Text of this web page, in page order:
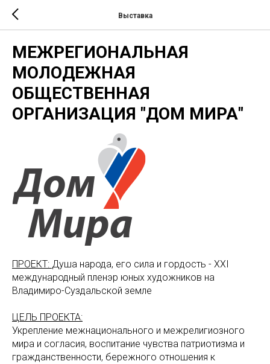
Выставка
МЕЖРЕГИОНАЛЬНАЯ
МОЛОДЕЖНАЯ
ОБЩЕСТВЕННАЯ
ОРГАНИЗАЦИЯ "ДОМ МИРА"
ПРОЕКТ: Душа народа, его сила и гордость - XXI
международный пленэр юных художников на
Владимиро-Суздальской земле
ЦЕЛЬ ПРОЕКТА:
Укрепление межнационального и межрелигиозного
мира и согласия, воспитание чувства патриотизма и
гражданственности, бережного отношения к